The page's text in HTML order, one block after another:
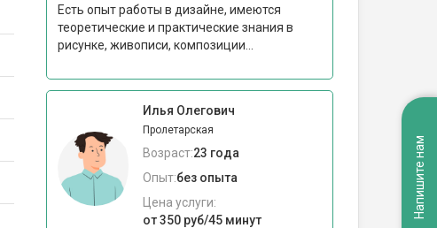
Есть опыт работы в дизайне, имеются
теоретические и практические знания в
рисунке, живописи, композиции...
Илья Олегович
Пролетарская
Возраст:23 года
Опыт:без опыта
Цена услуги:
от 350 руб/45 минут
Напишите нам